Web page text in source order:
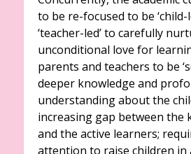
to be re-focused to be
‘teacher-led’ to carefully
unconditional love for
parents and teachers to be
deeper knowledge and
understanding about the
increasing gap between the
and the active learners;
attention to raise children